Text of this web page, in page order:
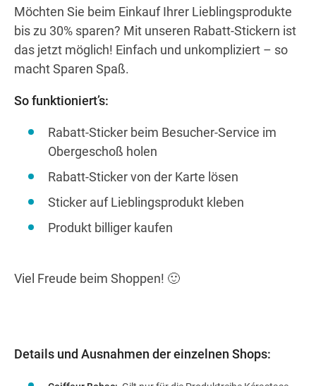
Wegbeschreibung
Möchten Sie beim Einkauf Ihrer Lieblingsprodukte
bis zu 30% sparen? Mit unseren Rabatt-Stickern ist
das jetzt möglich! Einfach und unkompliziert – so
macht Sparen Spaß.
So funktioniert’s:
Rabatt-Sticker beim Besucher-Service im
Obergeschoß holen
Rabatt-Sticker von der Karte lösen
Sticker auf Lieblingsprodukt kleben
Produkt billiger kaufen
Viel Freude beim Shoppen! 🙂
Details und Ausnahmen der einzelnen Shops: